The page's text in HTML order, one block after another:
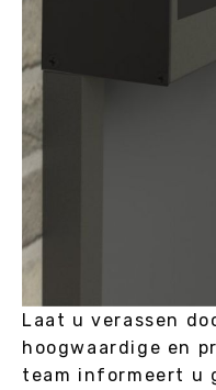
Laat u verassen
hoogwaardige en
team informeert u